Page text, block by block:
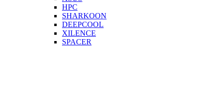
HPC
SHARKOON
DEEPCOOL
XILENCE
SPACER